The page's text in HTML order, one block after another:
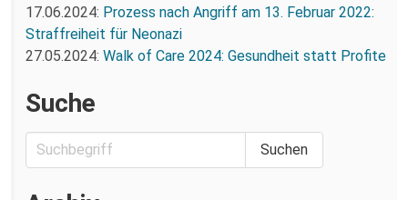
17.06.2024: Prozess nach Angriff am 13. Februar 2022:
Straffreiheit für Neonazi
27.05.2024: Walk of Care 2024: Gesundheit statt Profite
Suche